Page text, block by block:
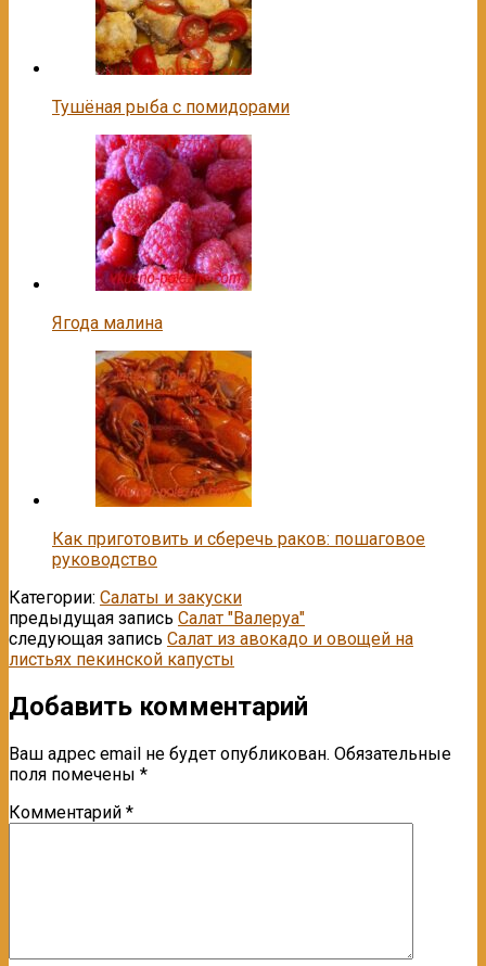
Тушёная рыба с помидорами
Ягода малина
Как приготовить и сберечь раков: пошаговое
руководство
Категории: Салаты и закуски
предыдущая запись Салат "Валеруа"
следующая запись Салат из авокадо и овощей на
листьях пекинской капусты
Добавить комментарий
Ваш адрес email не будет опубликован. Обязательные
поля помечены *
Комментарий *